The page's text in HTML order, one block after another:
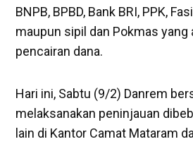
BNPB, BPBD, Bank BRI, PPK,
maupun sipil dan Pokmas yang
pencairan dana.
Hari ini, Sabtu (9/2) Danrem
melaksanakan peninjauan
lain di Kantor Camat Mataram